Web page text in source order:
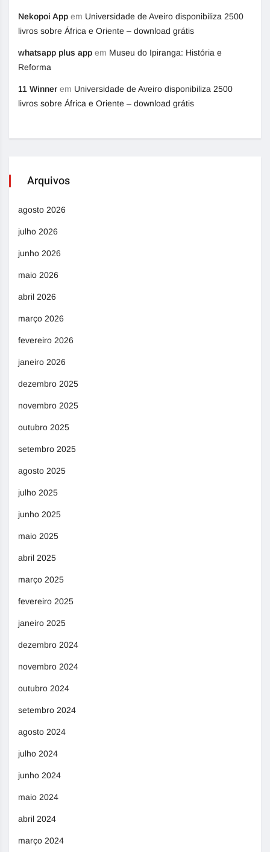
Nekopoi App em Universidade de Aveiro disponibiliza 2500
livros sobre África e Oriente – download grátis
whatsapp plus app em Museu do Ipiranga: História e
Reforma
11 Winner em Universidade de Aveiro disponibiliza 2500
livros sobre África e Oriente – download grátis
Arquivos
agosto 2026
julho 2026
junho 2026
maio 2026
abril 2026
março 2026
fevereiro 2026
janeiro 2026
dezembro 2025
novembro 2025
outubro 2025
setembro 2025
agosto 2025
julho 2025
junho 2025
maio 2025
abril 2025
março 2025
fevereiro 2025
janeiro 2025
dezembro 2024
novembro 2024
outubro 2024
setembro 2024
agosto 2024
julho 2024
junho 2024
maio 2024
abril 2024
março 2024